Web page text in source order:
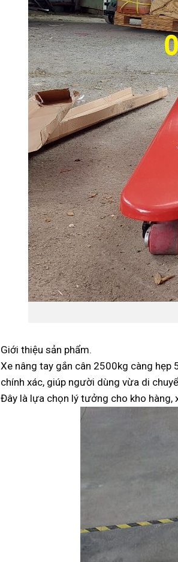
Giới thiệu sản phẩm.
Xe nâng tay gắn cân 2500kg càng
chính xác, giúp người dùng vừa di
Đây là lựa chọn lý tưởng cho kho